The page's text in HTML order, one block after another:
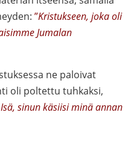
”Kristukseen, joka oli
Jumalan
ne paloivat
oli poltettu tuhkaksi,
Isä, sinun käsiisi minä annan